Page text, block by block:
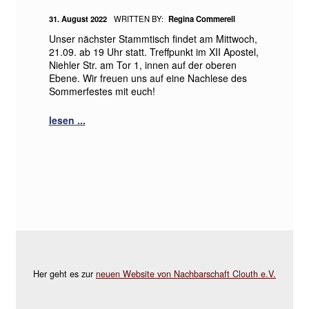
31. August 2022 WRITTEN BY: Regina Commerell
Unser nächster Stammtisch findet am Mittwoch,
21.09. ab 19 Uhr statt. Treffpunkt im XII Apostel,
Niehler Str. am Tor 1, innen auf der oberen
Ebene. Wir freuen uns auf eine Nachlese des
Sommerfestes mit euch!
Her geht es zur neuen Website von Nachbarschaft Clouth e.V.